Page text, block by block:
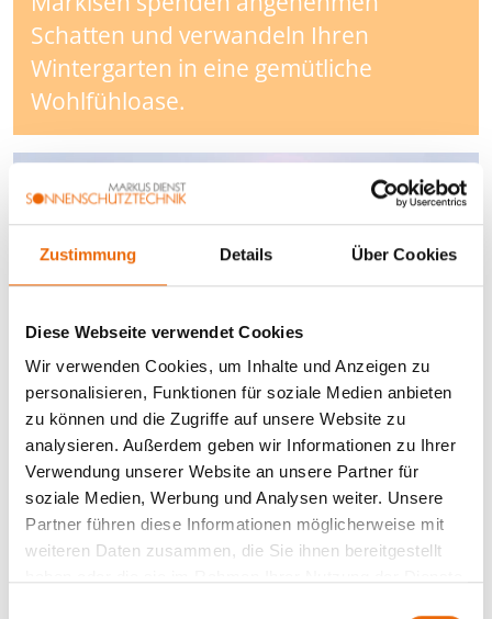
Zustimmung Details Über Cookies
Diese Webseite verwendet Cookies
Wir verwenden Cookies, um Inhalte und Anzeigen zu
personalisieren, Funktionen für soziale Medien anbieten
zu können und die Zugriffe auf unsere Website zu
analysieren. Außerdem geben wir Informationen zu Ihrer
Verwendung unserer Website an unsere Partner für
soziale Medien, Werbung und Analysen weiter. Unsere
Partner führen diese Informationen möglicherweise mit
weiteren Daten zusammen, die Sie ihnen bereitgestellt
Schatten und verwandeln Ihren
Wintergarten in eine gemütliche
Wohlfühloase.